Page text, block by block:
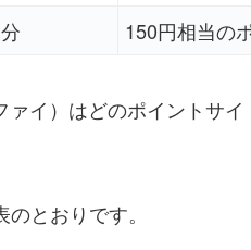
150円相当の
イ）はどのポイントサ
とおりです。